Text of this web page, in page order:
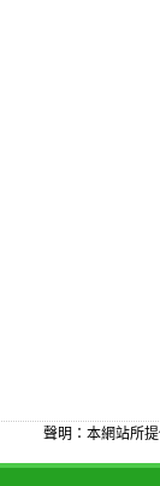
聲明：本網站所